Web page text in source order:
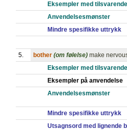
Eksempler med
Anvendelsesmønster
Mindre spesifikke uttrykk
5. bother (om følelse) make
Eksempler med
Eksempler på anvendelse
Anvendelsesmønster
Mindre spesifikke uttrykk
Utsagnsord med lignende